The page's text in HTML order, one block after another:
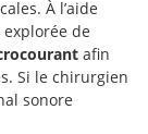
À l’aide
de
afin
Si le chirurgien
sonore